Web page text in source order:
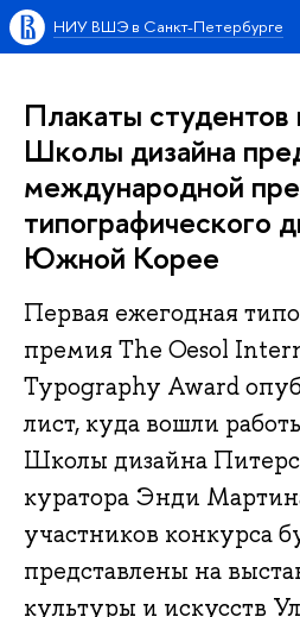
НИУ ВШЭ в Санкт-Петербурге
Плакаты студентов
Школы дизайна
международной
типографического
Южной Корее
Первая ежегодная
премия The Oesol
Typography Award
лист, куда вошли
Школы дизайна
куратора Энди
участников конкурса
представлены на
культуры и искусств